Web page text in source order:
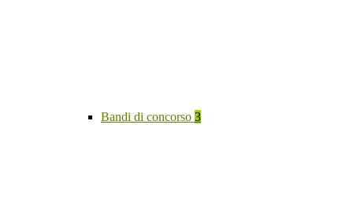
Bandi di concorso 3